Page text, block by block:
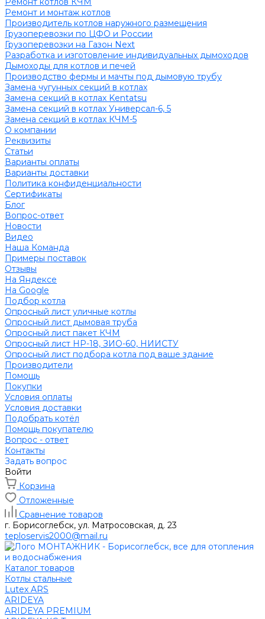
Ремонт и монтаж котлов
Производитель котлов наружного размещения
Грузоперевозки по ЦФО и России
Грузоперевозки на Газон Next
Разработка и изготовление индивидуальных дымоходов
Дымоходы для котлов и печей
Производство фермы и мачты под дымовую трубу
Замена чугунных секций в котлах
Замена секций в котлах Kentatsu
Замена секций в котлах Универсал-6, 5
Замена секций в котлах КЧМ-5
О компании
Реквизиты
Статьи
Варианты оплаты
Варианты доставки
Политика конфиденциальности
Сертификаты
Блог
Вопрос-ответ
Новости
Видео
Наша Команда
Примеры поставок
Отзывы
На Яндексе
На Google
Подбор котла
Опросный лист уличные котлы
Опросный лист дымовая труба
Опросный лист пакет КЧМ
Опросный лист НР-18, ЗИО-60, НИИСТУ
Опросный лист подбора котла под ваше здание
Производители
Помощь
Покупки
Условия оплаты
Условия доставки
Подобрать котёл
Помощь покупателю
Вопрос - ответ
Контакты
Задать вопрос
Войти
Корзина
Отложенные
Сравнение товаров
г. Борисоглебск, ул. Матросовская, д. 23
teploservis2000@mail.ru
Каталог товаров
Котлы стальные
Lutex ARS
ARIDEYA
ARIDEYA PREMIUM